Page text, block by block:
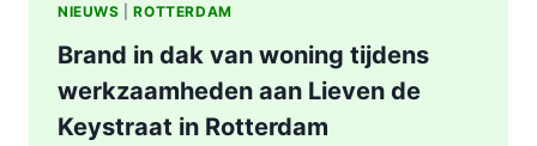
NIEUWS |ROTTERDAM
Brand in dak van woning tijdens
werkzaamheden aan Lieven de
Keystraat in Rotterdam